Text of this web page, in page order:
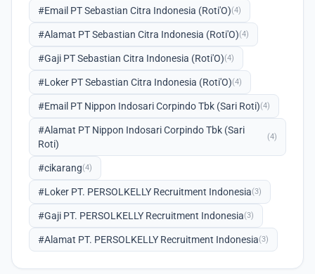
#Email PT Sebastian Citra Indonesia (Roti'O)(4)
#Alamat PT Sebastian Citra Indonesia (Roti'O)(4)
#Gaji PT Sebastian Citra Indonesia (Roti'O)(4)
#Loker PT Sebastian Citra Indonesia (Roti'O)(4)
#Email PT Nippon Indosari Corpindo Tbk (Sari Roti)(4)
#Alamat PT Nippon Indosari Corpindo Tbk (Sari
Roti)
(4)
#cikarang(4)
#Loker PT. PERSOLKELLY Recruitment Indonesia(3)
#Gaji PT. PERSOLKELLY Recruitment Indonesia(3)
#Alamat PT. PERSOLKELLY Recruitment Indonesia(3)